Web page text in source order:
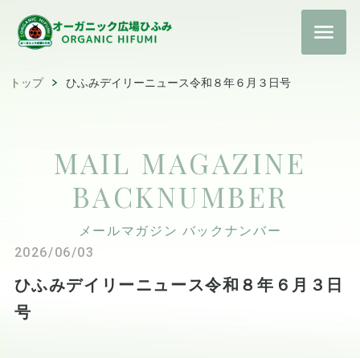
トップ ひふみデイリーニュース令和８年６月３日号
MAIL MAGAZINE
BACKNUMBER
メールマガジン バックナンバー
2026/06/03
ひふみデイリーニュース令和８年６月３日
号